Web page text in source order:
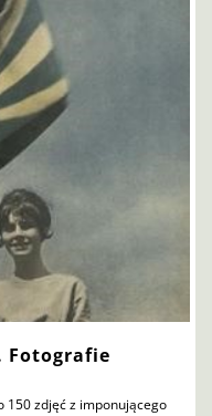
Fotografie
150 zdjęć z imponującego